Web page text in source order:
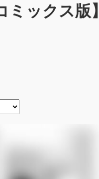
ックス版】